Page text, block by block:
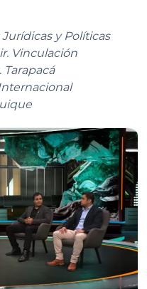
Jurídicas y Políticas
Vinculación
Tarapacá